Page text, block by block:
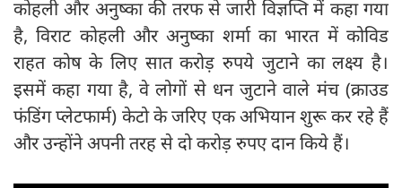
कोहली और अनुष्का की तरफ से जारी विज्ञप्ति में कहा गया
है, विराट कोहली और अनुष्का शर्मा का भारत में कोविड
राहत कोष के लिए सात करोड़ रुपये जुटाने का लक्ष्य है।
इसमें कहा गया है, वे लोगों से धन जुटाने वाले मंच (क्राउड
फंडिंग प्लेटफार्म) केटो के जरिए एक अभियान शुरू कर रहे हैं
और उन्होंने अपनी तरह से दो करोड़ रुपए दान किये हैं।